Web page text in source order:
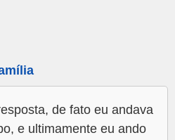
de fato eu andava
e ultimamente eu ando